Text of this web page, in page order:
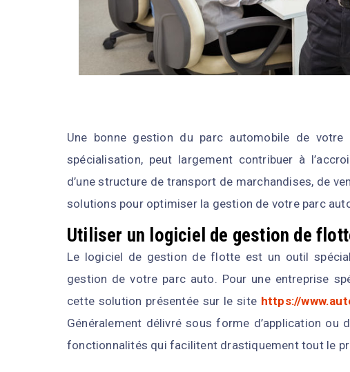
Une bonne gestion du parc automobile de
spécialisation, peut largement contribuer à
d’une structure de transport de marchandises, de
solutions pour optimiser la gestion de votre parc
Utiliser un logiciel de gestion de
Le logiciel de gestion de flotte est un outil
gestion de votre parc auto. Pour une entreprise
cette solution présentée sur le site https://
Généralement délivré sous forme d’application ou
fonctionnalités qui facilitent drastiquement tout le